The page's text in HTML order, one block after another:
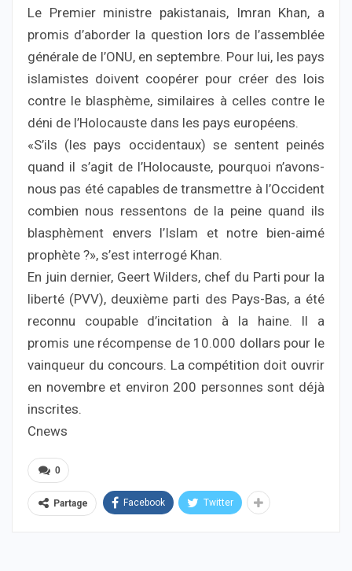
Le Premier ministre pakistanais, Imran Khan, a
promis d’aborder la question lors de l’assemblée
générale de l’ONU, en septembre. Pour lui, les pays
islamistes doivent coopérer pour créer des lois
contre le blasphème, similaires à celles contre le
déni de l’Holocauste dans les pays européens.
«S’ils (les pays occidentaux) se sentent peinés
quand il s’agit de l’Holocauste, pourquoi n’avons-
nous pas été capables de transmettre à l’Occident
combien nous ressentons de la peine quand ils
blasphèment envers l’Islam et notre bien-aimé
prophète ?», s’est interrogé Khan.
En juin dernier, Geert Wilders, chef du Parti pour la
liberté (PVV), deuxième parti des Pays-Bas, a été
reconnu coupable d’incitation à la haine. Il a
promis une récompense de 10.000 dollars pour le
vainqueur du concours. La compétition doit ouvrir
en novembre et environ 200 personnes sont déjà
inscrites.
Cnews
0
Partage Facebook Twitter